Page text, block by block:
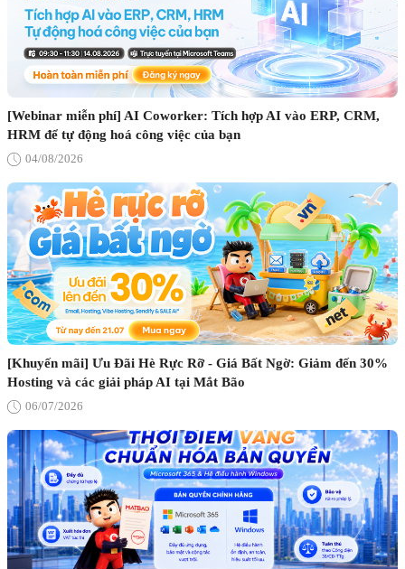
[Webinar miễn phí] AI Coworker: Tích hợp AI vào ERP, CRM,
HRM để tự động hoá công việc của bạn
04/08/2026
[Khuyến mãi] Ưu Đãi Hè Rực Rỡ - Giá Bất Ngờ: Giảm đến 30%
Hosting và các giải pháp AI tại Mắt Bão
06/07/2026